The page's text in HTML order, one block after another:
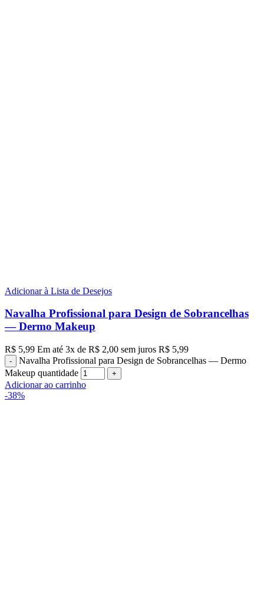
Adicionar à Lista de Desejos
Navalha Profissional para Design de Sobrancelhas
— Dermo Makeup
R$ 5,99 Em até 3x de R$ 2,00 sem juros R$ 5,99
Navalha Profissional para Design de Sobrancelhas — Dermo
Makeup quantidade
Adicionar ao carrinho
-38%